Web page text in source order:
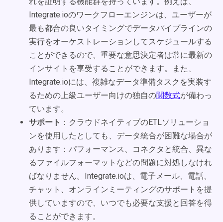
Integrate.ioのワークフローエンジンは、ユーザーが
最も都合の良いタイミングでデータパイプラインの
実行をオーケストレーションしてスケジュールする
ことができるので、重要な意思決定者は常に最新の
インサイトを享受することができます。また、
Integrate.ioには、複雑なデータ準備タスクを実装す
るための上級ユーザー向けの独自の関数式が備わっ
ています。
サポート ：クラウドネイティブのETLソリューショ
ンを使用したとしても、データ統合が困難な場合が
あります：パフォーマンス、コネクタと統合、異な
るファイルフォーマットなどの問題に対処しなけれ
ばなりません。Integrate.ioは、電子メール、電話、
チャット、オンラインミーティングのサポートを提
供していますので、いつでも必要な支援と回答を得
ることができます。